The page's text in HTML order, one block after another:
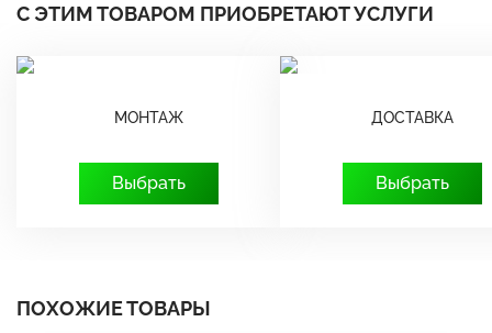
С ЭТИМ ТОВАРОМ ПРИОБРЕТАЮТ УСЛУГИ
МОНТАЖ
Выбрать
ДОСТАВКА
Выбрать
ПОХОЖИЕ ТОВАРЫ